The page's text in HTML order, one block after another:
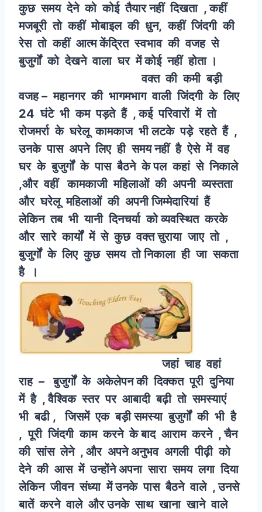
कुछ समय देने को कोई तैयार नहीं दिखता , कहीं
मजबूरी तो कहीं मोबाइल की धुन, कहीं जिंदगी की
रेस तो कहीं आत्म केंद्रित स्वभाव की वजह से
बुजुर्गों को देखने वाला घर में कोई नहीं होता ।
वक्त की कमी बड़ी
वजह – महानगर की भागमभाग वाली जिंदगी के लिए
24 घंटे भी कम पड़ते हैं , कई परिवारों में तो
रोजमर्रा के घरेलू कामकाज भी लटके पड़े रहते हैं ,
उनके पास अपने लिए ही समय नहीं है ऐसे में वह
घर के बुजुर्गों के पास बैठने के पल कहां से निकाले
,और वहीं कामकाजी महिलाओं की अपनी व्यस्तता
और घरेलू महिलाओं की अपनी जिम्मेदारियां हैं
लेकिन तब भी यानी दिनचर्या को व्यवस्थित करके
और सारे कार्यों में से कुछ वक्त चुराया जाए तो ,
बुजुर्गों के लिए कुछ समय तो निकाला ही जा सकता
है ।
जहां चाह वहां
राह – बुजुर्गों के अकेलेपन की दिक्कत पूरी दुनिया
में है , वैश्विक स्तर पर आबादी बढ़ी तो समस्याएं
भी बढी , जिसमें एक बड़ी समस्या बुजुर्गों की भी है
, पूरी जिंदगी काम करने के बाद आराम करने , चैन
की सांस लेने , और अपने अनुभव अगली पीढ़ी को
देने की आस में उन्होंने अपना सारा समय लगा दिया
लेकिन जीवन संध्या में उनके पास बैठने वाले , उनसे
बातें करने वाले और उनके साथ खाना खाने वाले